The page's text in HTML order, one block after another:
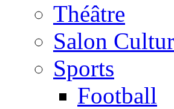
Théâtre
Salon
Sports
Football